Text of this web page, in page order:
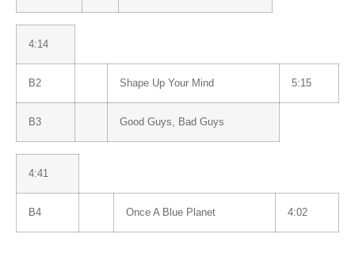
4:14
B2 Shape Up Your Mind 5:15
B3 Good Guys, Bad Guys
4:41
B4 Once A Blue Planet 4:02